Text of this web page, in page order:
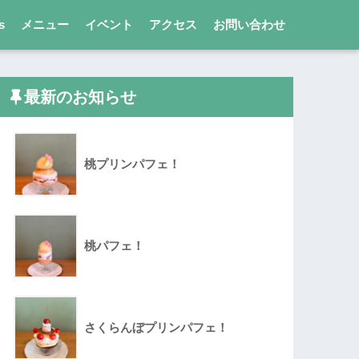
メニュー イベント アクセス お問い合わせ
最新のお知らせ
桃プリンパフェ！
桃パフェ！
さくらんぼプリンパフェ！